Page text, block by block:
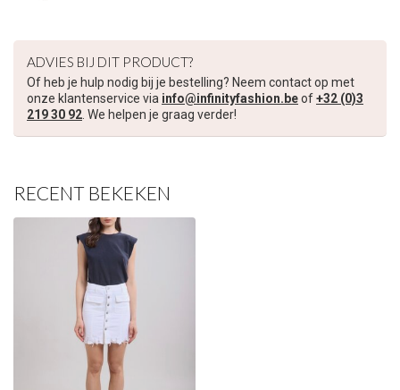
ADVIES BIJ DIT PRODUCT?
Of heb je hulp nodig bij je bestelling? Neem contact op met
onze klantenservice via info@infinityfashion.beof+32 (0)3
219 30 92. We helpen je graag verder!
RECENT BEKEKEN